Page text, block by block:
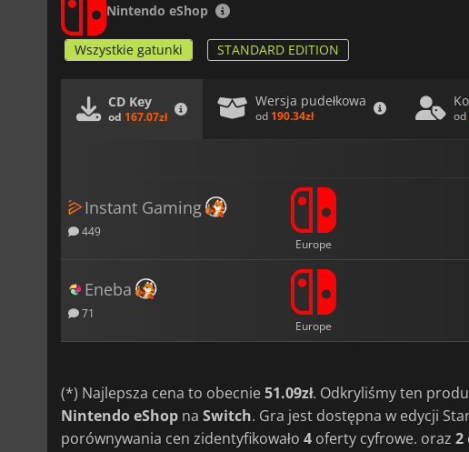
Nintendo eShop
Wszystkie gatunki STANDARD EDITION
CD Key
od 167.07zł
Wersja pudełkowa
od 190.34zł od
Instant Gaming
449
Europe
Eneba
71
Europe
(*) Najlepsza cena to obecnie51.09zł. Odkryliśmy ten
Nintendo eShop na Switch. Gra jest dostępna w edycji
porównywania cen zidentyfikowało 4 oferty cyfrowe. oraz 2